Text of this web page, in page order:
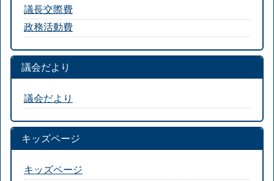
議長交際費
政務活動費
議会だより
議会だより
キッズページ
キッズページ